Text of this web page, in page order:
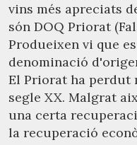
vins més apreciats
són DOQ Priorat
Produeixen vi que
denominació
El Priorat ha perdut
segle XX. Malgrat
una certa
la recuperació
Marketing i publicitat
Aquestes cookies són
informació sobre les
de l'usuari a través de
hàbits de navegació.
hàbits de navegació al
relacionada amb el